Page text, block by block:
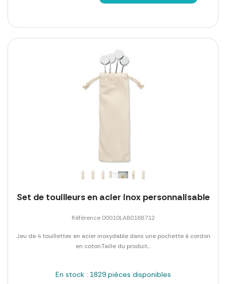
Set de touilleurs en acier inox personnalisable
Référence 00010LAB0168712
Jeu de 4 touillettes en acier inoxydable dans une pochette à cordon
en coton.Taille du produit...
En stock : 1829 pièces disponibles